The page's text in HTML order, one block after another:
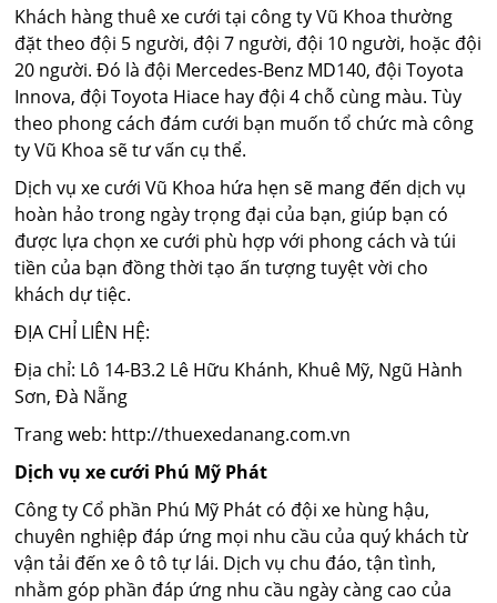
Khách hàng thuê xe cưới tại công ty Vũ Khoa thường
đặt theo đội 5 người, đội 7 người, đội 10 người, hoặc đội
20 người. Đó là đội Mercedes-Benz MD140, đội Toyota
Innova, đội Toyota Hiace hay đội 4 chỗ cùng màu. Tùy
theo phong cách đám cưới bạn muốn tổ chức mà công
ty Vũ Khoa sẽ tư vấn cụ thể.
Dịch vụ xe cưới Vũ Khoa hứa hẹn sẽ mang đến dịch vụ
hoàn hảo trong ngày trọng đại của bạn, giúp bạn có
được lựa chọn xe cưới phù hợp với phong cách và túi
tiền của bạn đồng thời tạo ấn tượng tuyệt vời cho
khách dự tiệc.
ĐỊA CHỈ LIÊN HỆ:
Địa chỉ: Lô 14-B3.2 Lê Hữu Khánh, Khuê Mỹ, Ngũ Hành
Sơn, Đà Nẵng
Trang web: http://thuexedanang.com.vn
Dịch vụ xe cưới Phú Mỹ Phát
Công ty Cổ phần Phú Mỹ Phát có đội xe hùng hậu,
chuyên nghiệp đáp ứng mọi nhu cầu của quý khách từ
vận tải đến xe ô tô tự lái. Dịch vụ chu đáo, tận tình,
nhằm góp phần đáp ứng nhu cầu ngày càng cao của